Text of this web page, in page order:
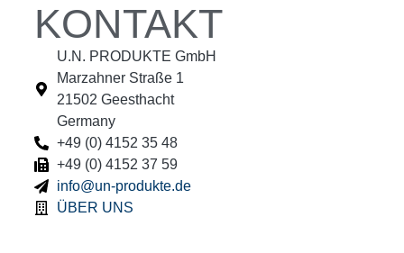
KONTAKT
U.N. PRODUKTE GmbH
Marzahner Straße 1
21502 Geesthacht
Germany
+49 (0) 4152 35 48
+49 (0) 4152 37 59
info@un-produkte.de
ÜBER UNS